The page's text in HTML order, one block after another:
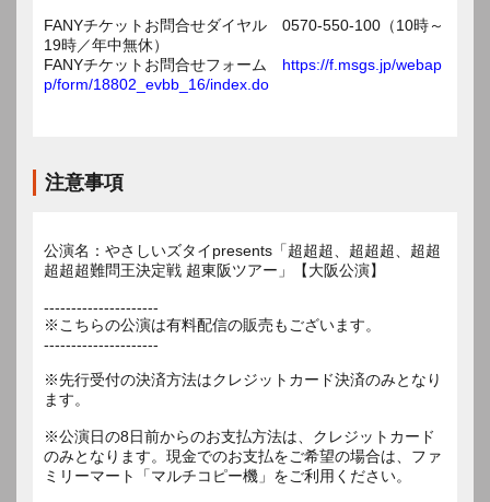
FANYチケットお問合せダイヤル 0570-550-100（10時～
19時／年中無休）
FANYチケットお問合せフォーム https://f.msgs.jp/webap
p/form/18802_evbb_16/index.do
注意事項
公演名：やさしいズタイpresents「超超超、超超超、超超
超超超難問王決定戦 超東阪ツアー」【大阪公演】
---------------------
※こちらの公演は有料配信の販売もございます。
---------------------
※先行受付の決済方法はクレジットカード決済のみとなり
ます。
※公演日の8日前からのお支払方法は、クレジットカード
のみとなります。現金でのお支払をご希望の場合は、ファ
ミリーマート「マルチコピー機」をご利用ください。